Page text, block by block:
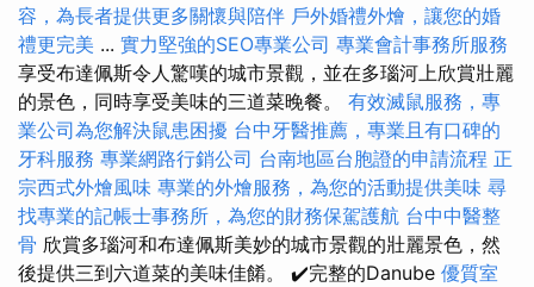
容，為長者提供更多關懷與陪伴 戶外婚禮外燴，讓您的婚
禮更完美 ... 實力堅強的SEO專業公司 專業會計事務所服務
享受布達佩斯令人驚嘆的城市景觀，並在多瑙河上欣賞壯麗
的景色，同時享受美味的三道菜晚餐。 有效滅鼠服務，專
業公司為您解決鼠患困擾 台中牙醫推薦，專業且有口碑的
牙科服務 專業網路行銷公司 台南地區台胞證的申請流程 正
宗西式外燴風味 專業的外燴服務，為您的活動提供美味 尋
找專業的記帳士事務所，為您的財務保駕護航 台中中醫整
骨 欣賞多瑙河和布達佩斯美妙的城市景觀的壯麗景色，然
後提供三到六道菜的美味佳餚。 ✔️完整的Danube 優質室